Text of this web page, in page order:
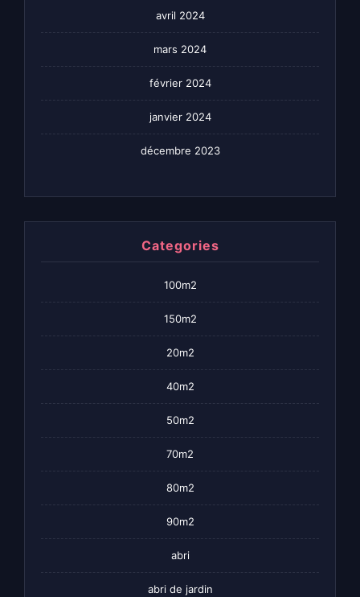
avril 2024
mars 2024
février 2024
janvier 2024
décembre 2023
Categories
100m2
150m2
20m2
40m2
50m2
70m2
80m2
90m2
abri
abri de jardin